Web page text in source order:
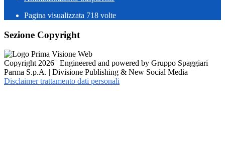
Pagina visualizzata 718 volte
Sezione Copyright
Copyright 2026 | Engineered and powered by Gruppo Spaggiari
Parma S.p.A. | Divisione Publishing & New Social Media
Disclaimer trattamento dati personali